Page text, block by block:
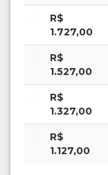
R$
1.727,00
R$
1.527,00
R$
1.327,00
R$
1.127,00